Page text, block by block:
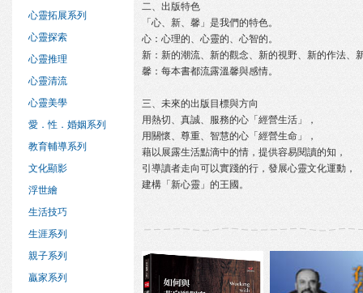
心靈拓展系列
心靈探索
心靈推理
心靈清流
心靈美學
愛．性．婚姻系列
教育輔導系列
文化顯影
浮世繪
生活技巧
生涯系列
親子系列
贏家系列
二、出版特色
「心、新、馨」是我們的特色。
心：心理的、心靈的、心智的。
新：新的潮流、新的觀念、新的視野、新的作法、
馨：每本書都流露溫馨與感情。
三、未來的出版目標與方向
用熱切、真誠、服務的心「經營生活」，
用關懷、尊重、智慧的心「經營生命」，
藉以展露生活點滴中的情，提供容易閱讀的知，
引導讀者走向可以實踐的行，發展心靈文化運動，
建構「新心靈」的王國。